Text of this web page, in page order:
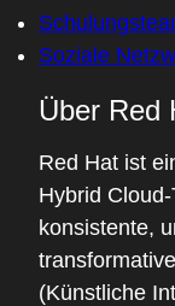
Soziale
Über Red
Red Hat ist
Hybrid
konsistente,
(Künstliche